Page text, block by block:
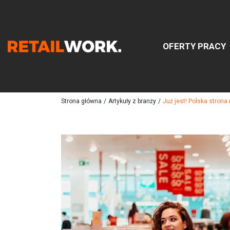
OFERTY PRACY
Szukaj oferty pracy:
Chcesz być na bieżąco z najnowszymi
Strona główna / Artykuły z branży / Już jest! Polska strona